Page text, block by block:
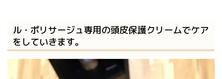
ル・ポリサージュ専用の頭皮保護クリームでケア
をしていきます。